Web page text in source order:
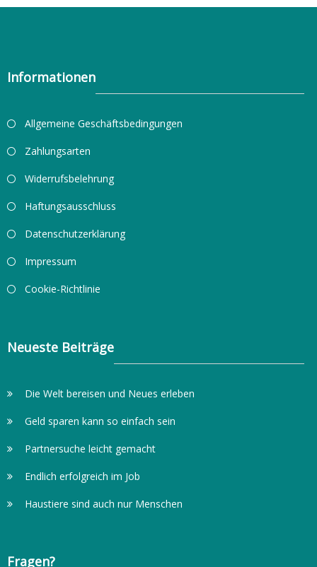
Informationen
Allgemeine Geschäftsbedingungen
Zahlungsarten
Widerrufsbelehrung
Haftungsausschluss
Datenschutzerklärung
Impressum
Cookie-Richtlinie
Neueste Beiträge
Die Welt bereisen und Neues erleben
Geld sparen kann so einfach sein
Partnersuche leicht gemacht
Endlich erfolgreich im Job
Haustiere sind auch nur Menschen
Fragen?